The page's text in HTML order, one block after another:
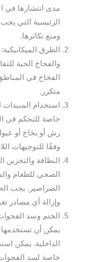
مدى انتشارها في
الرئيسية التي
ومنع تكاثرها.
الطرق
والفخاخ الحية
الفخاخ في
متكرر.
استخدام
خاصة للتحكم في
رش أو بخاخ أو
وفقًا للتوجيهات
النظافة والتخزين
الصحي للطعام
الصراصير. يجب
وإزالة أي مصادر
الختم وسد
يمكن أن تستخدمها
الداخلية. يمكن
خاصة لسد